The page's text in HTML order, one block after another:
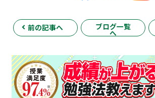
前の記事へ ブログ一覧
へ